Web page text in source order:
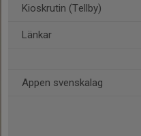
Kioskrutin (Tellby)
Länkar
Appen svenskalag